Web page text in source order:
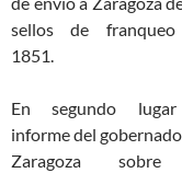
sellos de
1851.
En segundo
informe del
Zaragoza